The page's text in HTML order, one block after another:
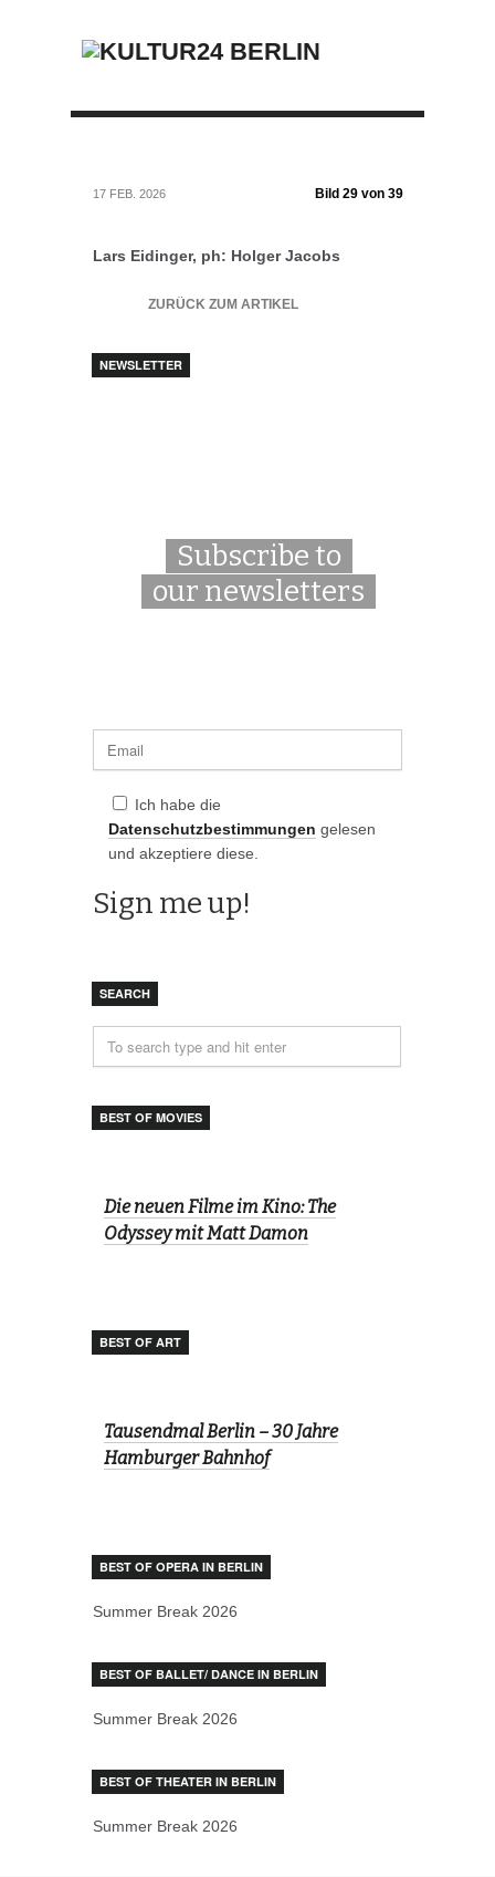
17 FEB. 2026 Bild 29 von 39
Lars Eidinger, ph: Holger Jacobs
ZURÜCK ZUM ARTIKEL
NEWSLETTER
Subscribe to
our newsletters
Ich habe die
Datenschutzbestimmungen gelesen
und akzeptiere diese.
SEARCH
BEST OF MOVIES
Die neuen Filme im Kino: The
Odyssey mit Matt Damon
BEST OF ART
Tausendmal Berlin – 30 Jahre
Hamburger Bahnhof
BEST OF OPERA IN BERLIN
Summer Break 2026
BEST OF BALLET/ DANCE IN BERLIN
Summer Break 2026
BEST OF THEATER IN BERLIN
Summer Break 2026